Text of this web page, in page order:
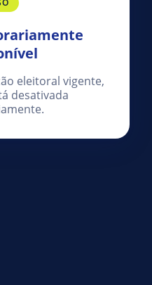
eleitoral vigente,
desativada